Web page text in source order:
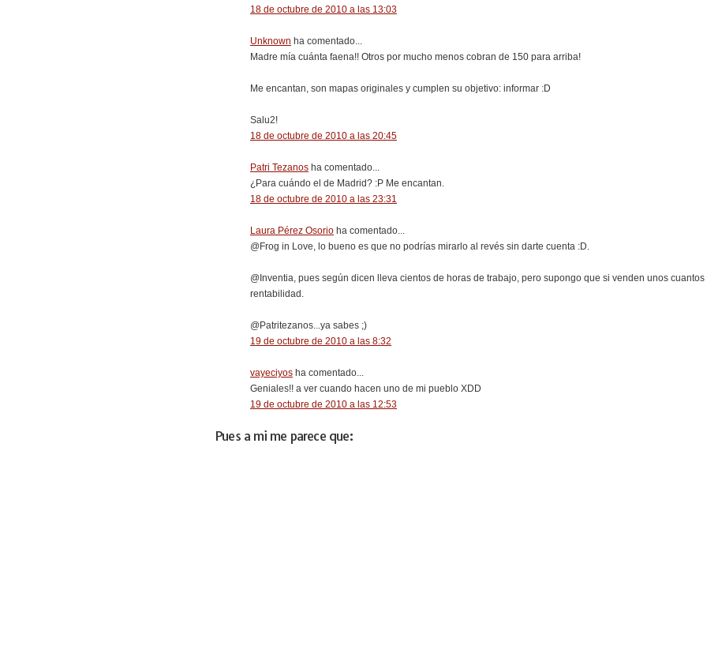
18 de octubre de 2010 a las 13:03
Unknown ha comentado...
Madre mía cuánta faena!! Otros por mucho menos cobran de 150 para arriba!
Me encantan, son mapas originales y cumplen su objetivo: informar :D
Salu2!
18 de octubre de 2010 a las 20:45
Patri Tezanos ha comentado...
¿Para cuándo el de Madrid? :P Me encantan.
18 de octubre de 2010 a las 23:31
Laura Pérez Osorio ha comentado...
@Frog in Love, lo bueno es que no podrías mirarlo al revés sin darte cuenta :D.
@Inventia, pues según dicen lleva cientos de horas de trabajo, pero supongo que si venden unos
rentabilidad.
@Patritezanos...ya sabes ;)
19 de octubre de 2010 a las 8:32
vayeciyos ha comentado...
Geniales!! a ver cuando hacen uno de mi pueblo XDD
19 de octubre de 2010 a las 12:53
Pues a mi me parece que: